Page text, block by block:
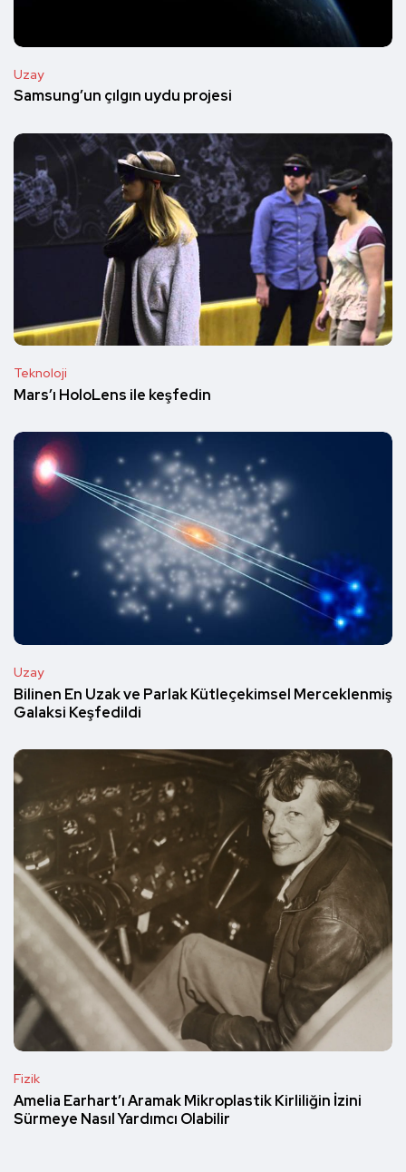
Uzay
Samsung’un çılgın uydu projesi
Teknoloji
Mars’ı HoloLens ile keşfedin
Uzay
Bilinen En Uzak ve Parlak Kütleçekimsel Merceklenmiş
Galaksi Keşfedildi
Fizik
Amelia Earhart’ı Aramak Mikroplastik Kirliliğin İzini
Sürmeye Nasıl Yardımcı Olabilir